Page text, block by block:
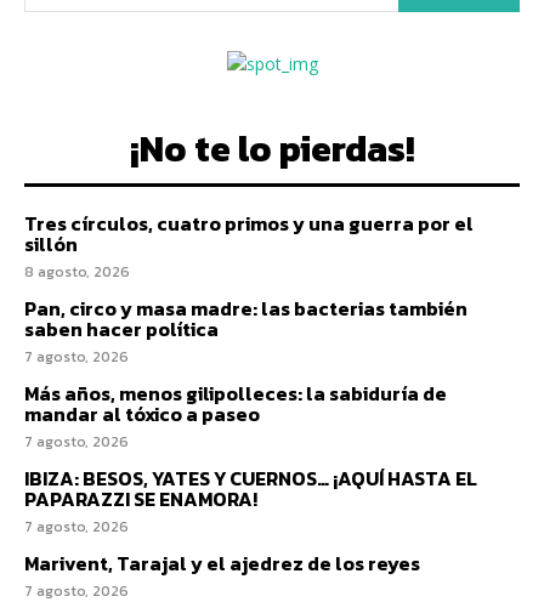
¡No te lo pierdas!
Tres círculos, cuatro primos y una guerra por el
sillón
8 agosto, 2026
Pan, circo y masa madre: las bacterias también
saben hacer política
7 agosto, 2026
Más años, menos gilipolleces: la sabiduría de
mandar al tóxico a paseo
7 agosto, 2026
IBIZA: BESOS, YATES Y CUERNOS… ¡AQUÍ HASTA EL
PAPARAZZI SE ENAMORA!
7 agosto, 2026
Marivent, Tarajal y el ajedrez de los reyes
7 agosto, 2026